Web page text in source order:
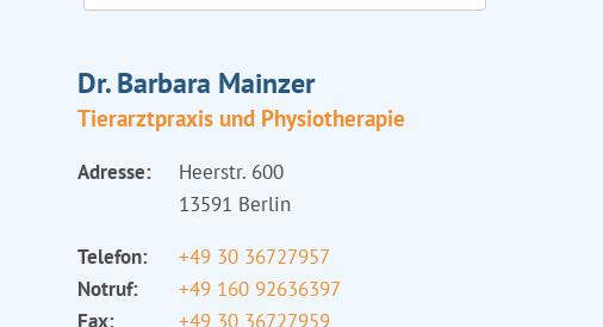
Dr. Barbara Mainzer
Tierarztpraxis und Physiotherapie
Adresse:
Heerstr. 600
13591 Berlin
Telefon:
+49 30 36727957
Notruf:
+49 160 92636397
Fax:
+49 30 36727959